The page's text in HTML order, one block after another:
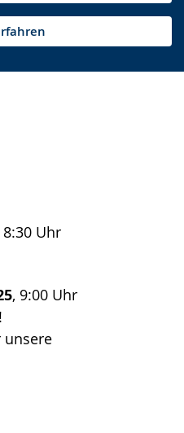
8:30 Uhr
, 9:00 Uhr